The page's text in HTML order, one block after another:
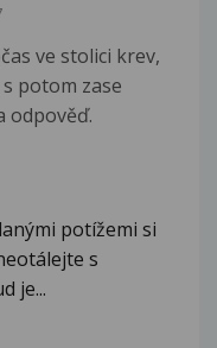
ve stolici krev,
potom zase
odpověď.
potížemi si
s
je...